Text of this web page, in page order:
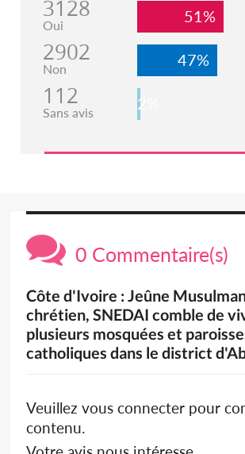
3128
Oui 51%
2902
Non 47%
112
Sans avis 2%
0 Commentaire(s)
Côte d'Ivoire : Jeûne
chrétien, SNEDAI comble de
plusieurs mosquées et
catholiques dans le district
Veuillez vous connecter pour
contenu.